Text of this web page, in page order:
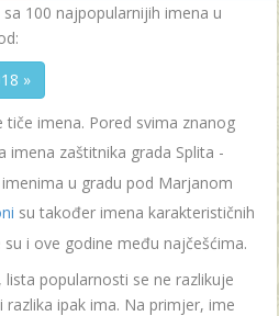
100 najpopularnijih imena u
»
imena. Pored svima znanog
imena zaštitnika grada Splita -
u gradu pod Marjanom
su također imena karakterističnih
i ove godine među najčešćima.
popularnosti se ne razlikuje
ipak ima. Na primjer, ime